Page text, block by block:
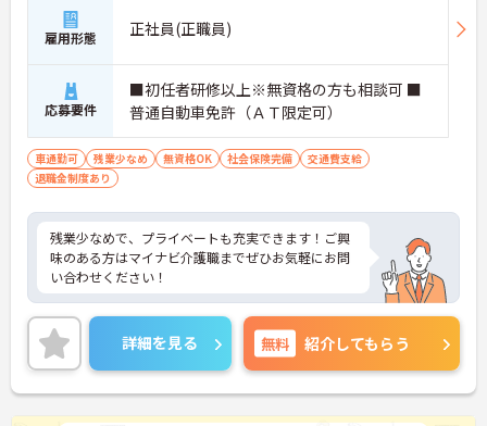
雇用形態 正社員(正職員)
応募要件
■初任者研修以上※無資格の方も相談可 ■
普通自動車免許（ＡＴ限定可）
車通勤可 残業少なめ 無資格OK 社会保険完備
交通費支給
退職金制度あり
残業少なめで、プライベートも充実できます！ご興
味のある方はマイナビ介護職までぜひお気軽にお問
い合わせください！
詳細を見る 無料 紹介してもらう